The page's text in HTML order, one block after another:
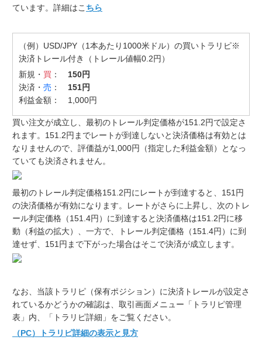
ています。詳細はこ ちら
（例）USD/JPY（1本あたり1000米ドル）の買いトラリピ※
決済トレール付き（トレール値幅0.2円）
新規・ 買 ： 150円
決済・ 売 ： 151円
利益金額： 1,000円
買い注文が成立し、最初のトレール判定価格が151.2円で設定さ
れます。151.2円までレートが到達しないと決済価格は有効とは
なりませんので、評価益が1,000円（指定した利益金額）となっ
ていても決済されません。
最初のトレール判定価格151.2円にレートが到達すると、151円
の決済価格が有効になります。レートがさらに上昇し、次のトレ
ール判定価格（151.4円）に到達すると決済価格は151.2円に移
動（利益の拡大）、一方で、トレール判定価格（151.4円）に到
達せず、151円まで下がった場合はそこで決済が成立します。
なお、当該トラリピ（保有ポジション）に決済トレールが設定さ
れているかどうかの確認は、取引画面メニュー「トラリピ管理
表」内、「トラリピ詳細」をご覧ください。
（PC）トラリピ詳細の表示と見方